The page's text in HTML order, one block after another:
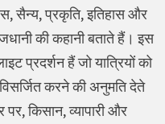
सैन्य, प्रकृति, इतिहास और
की कहानी बताते हैं। इस
प्रदर्शन हैं जो यात्रियों को
करने की अनुमति देते
किसान, व्यापारी और